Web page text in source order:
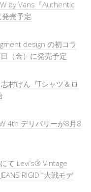
by Vans『Authentic
売予定
design の初コラ
（金）に発売予定
志村けん『Tシャツ＆ロ
4th デリバリーが8月8
て Levi’s® Vintage
RIGID “大戦モデ